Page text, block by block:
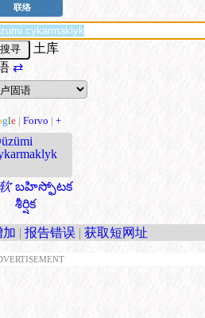
联络
土库
⇄
gle | Forvo | +
బహిస్ఫోటక
శీర్షిక
加 | 报告错误 | 获取短网址